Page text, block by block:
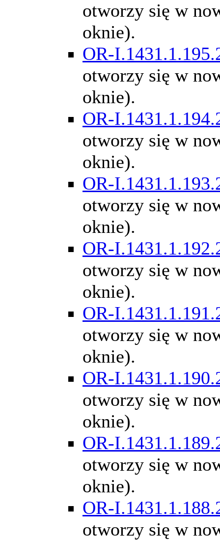
otworzy się w
oknie).
OR-
otworzy się w
oknie).
OR-
otworzy się w
oknie).
OR-
otworzy się w
oknie).
OR-
otworzy się w
oknie).
OR-
otworzy się w
oknie).
OR-
otworzy się w
oknie).
OR-
otworzy się w
oknie).
OR-
otworzy się w